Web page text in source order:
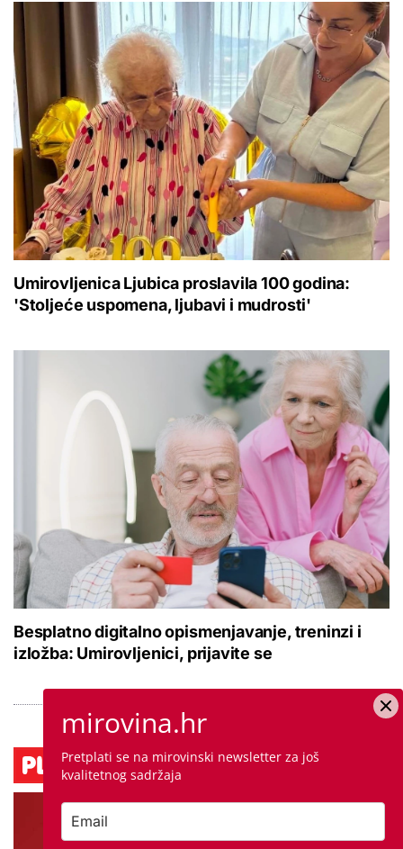
Umirovljenica Ljubica proslavila 100 godina:
'Stoljeće uspomena, ljubavi i mudrosti'
Besplatno digitalno opismenjavanje, treninzi i
izložba: Umirovljenici, prijavite se
mirovina.hr
Pretplati se na mirovinski newsletter za još
kvalitetnog sadržaja